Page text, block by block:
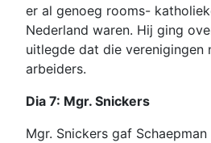
er al genoeg rooms-
Nederland waren. Hij ging
uitlegde dat die verenigingen
arbeiders.
Dia 7: Mgr. Snickers
Mgr. Snickers gaf